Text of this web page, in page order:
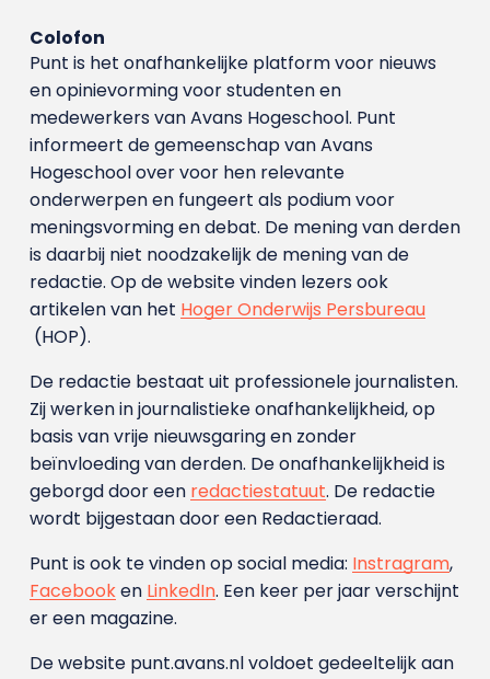
Colofon
Punt is het onafhankelijke platform voor nieuws
en opinievorming voor studenten en
medewerkers van Avans Hoge­school. Punt
informeert de gemeenschap van Avans
Hogeschool over voor hen relevante
onderwerpen en fungeert als podium voor
meningsvorming en debat. De mening van derden
is daarbij niet noodzakelijk de mening van de
redactie. Op de website vinden lezers ook
artikelen van het Hoger Onderwijs Persbureau
(HOP).
De redactie bestaat uit professionele journalisten.
Zij werken in journalistieke onafhankelijkheid, op
basis van vrije nieuwsgaring en zonder
beïnvloeding van derden. De onafhankelijkheid is
geborgd door een redactiestatuut. De redactie
wordt bijgestaan door een Redactieraad.
Punt is ook te vinden op social media: Instragram,
Facebooken LinkedIn. Een keer per jaar verschijnt
er een magazine.
De website punt.avans.nl voldoet gedeeltelijk aan